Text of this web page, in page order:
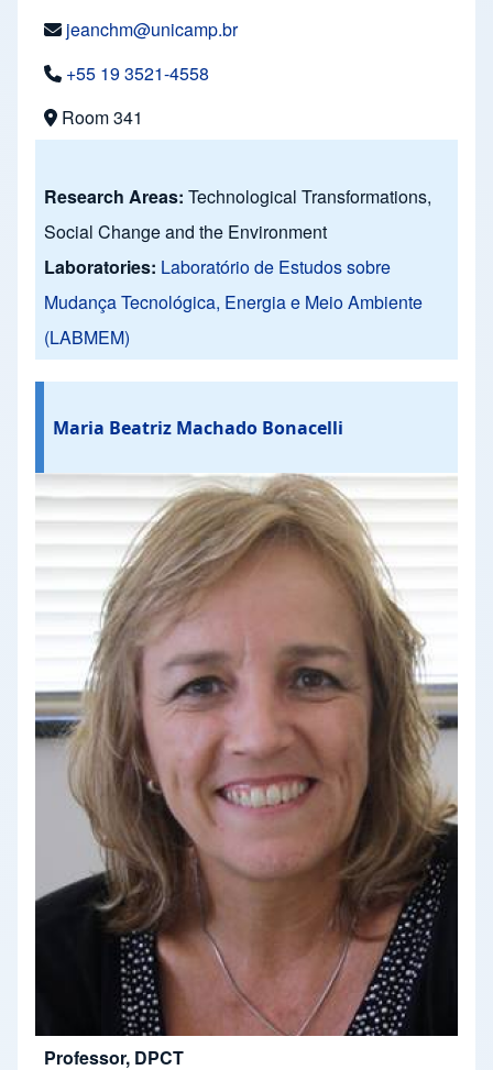
jeanchm@unicamp.br
+55 19 3521-4558
Room 341
Research Areas: Technological Transformations,
Social Change and the Environment
Laboratories: Laboratório de Estudos sobre
Mudança Tecnológica, Energia e Meio Ambiente
(LABMEM)
Maria Beatriz Machado Bonacelli
Professor, DPCT